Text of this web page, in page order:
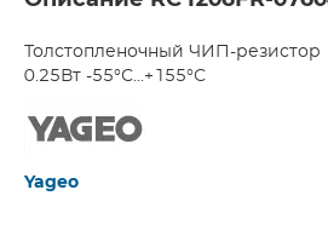
Толстопленочный ЧИП-
0.25Вт -55°С...+155°С
Yageo